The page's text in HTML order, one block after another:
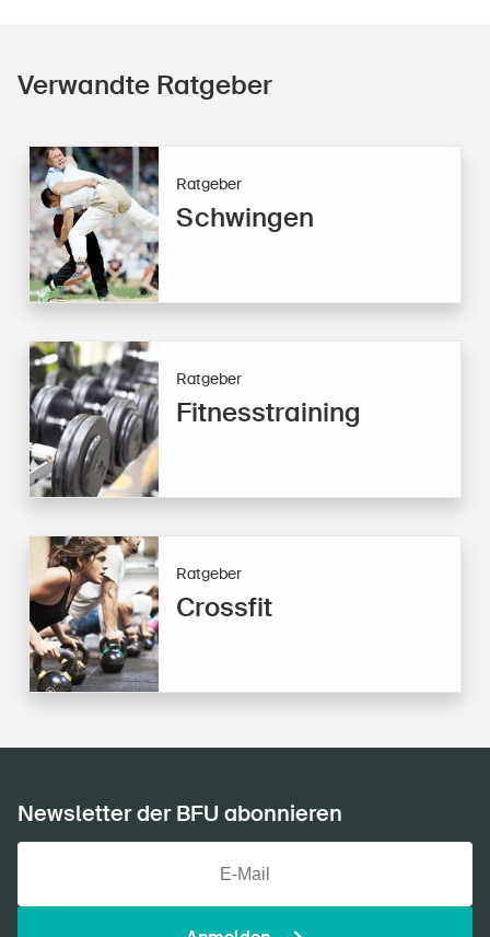
Verwandte Ratgeber
Ratgeber
Schwingen
Ratgeber
Fitnesstraining
Ratgeber
Crossfit
Newsletter der BFU abonnieren